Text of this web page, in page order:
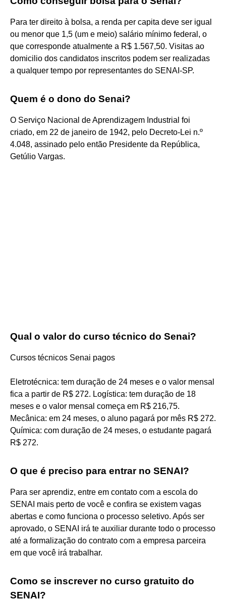
Para ter direito à bolsa, a renda per capita deve ser igual
ou menor que 1,5 (um e meio) salário mínimo federal, o
que corresponde atualmente a R$ 1.567,50. Visitas ao
domicilio dos candidatos inscritos podem ser realizadas
a qualquer tempo por representantes do SENAI-SP.
Quem é o dono do Senai?
O Serviço Nacional de Aprendizagem Industrial foi
criado, em 22 de janeiro de 1942, pelo Decreto-Lei n.º
4.048, assinado pelo então Presidente da República,
Getúlio Vargas.
Qual o valor do curso técnico do Senai?
Cursos técnicos Senai pagos
Eletrotécnica: tem duração de 24 meses e o valor mensal
fica a partir de R$ 272. Logística: tem duração de 18
meses e o valor mensal começa em R$ 216,75.
Mecânica: em 24 meses, o aluno pagará por mês R$ 272.
Química: com duração de 24 meses, o estudante pagará
R$ 272.
O que é preciso para entrar no SENAI?
Para ser aprendiz, entre em contato com a escola do
SENAI mais perto de você e confira se existem vagas
abertas e como funciona o processo seletivo. Após ser
aprovado, o SENAI irá te auxiliar durante todo o processo
até a formalização do contrato com a empresa parceira
em que você irá trabalhar.
Como se inscrever no curso gratuito do
SENAI?